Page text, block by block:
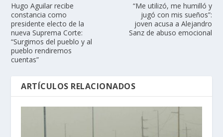
Hugo Aguilar recibe
constancia como
presidente electo de la
nueva Suprema Corte:
“Surgimos del pueblo y al
pueblo rendiremos
cuentas”
“Me utilizó, me humilló y
jugó con mis sueños”:
joven acusa a Alejandro
Sanz de abuso emocional
ARTÍCULOS RELACIONADOS